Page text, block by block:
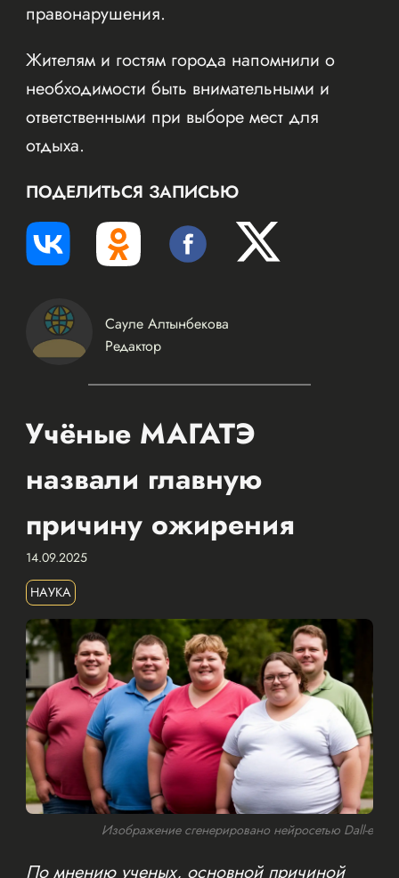
правонарушения.
Жителям и гостям города напомнили о
необходимости быть внимательными и
ответственными при выборе мест для
отдыха.
ПОДЕЛИТЬСЯ ЗАПИСЬЮ
Сауле Алтынбекова
Редактор
Учёные МАГАТЭ
назвали главную
причину ожирения
14.09.2025
НАУКА
Изображение сгенерировано нейросетью Dall-e
По мнению ученых, основной причиной